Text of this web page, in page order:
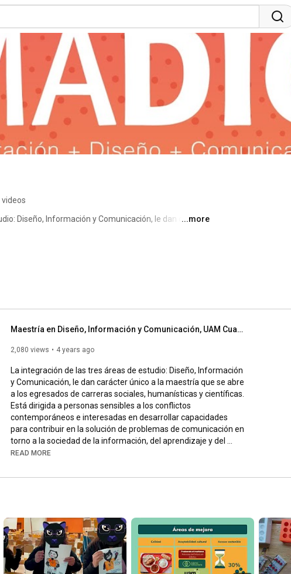
videos
Diseño, Información y Comunicación, le dan carácter
contemporáneos e interesadas en desarrollar
de problemas de comunicación en torno a la
y del conocimiento en el marco de la
...more
Maestría en Diseño, Información y Comunicación, UAM Cuajimalpa
2,080 views 4 years ago
La integración de las tres áreas de estudio: Diseño, Información
y Comunicación, le dan carácter único a la maestría que se abre
a los egresados de carreras sociales, humanísticas y científicas.
Está dirigida a personas sensibles a los conflictos
contemporáneos e interesadas en desarrollar capacidades
para contribuir en la solución de problemas de comunicación en
torno a la sociedad de la información, del aprendizaje y del
conocimiento en el marco de la mundialización, así como de los
punta.
READ MORE